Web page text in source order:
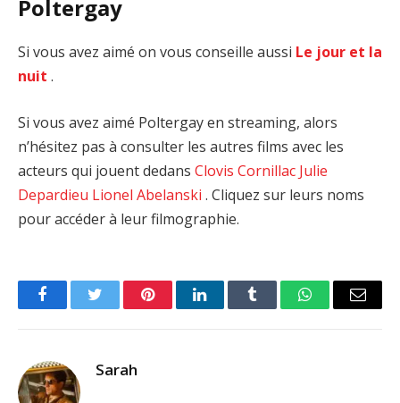
Poltergay
Si vous avez aimé on vous conseille aussi Le jour et la
nuit .
Si vous avez aimé Poltergay en streaming, alors
n’hésitez pas à consulter les autres films avec les
acteurs qui jouent dedans Clovis Cornillac Julie
Depardieu Lionel Abelanski . Cliquez sur leurs noms
pour accéder à leur filmographie.
FacebookTwitter PinterestLinkedInTumblr WhatsAppEmail
Sarah